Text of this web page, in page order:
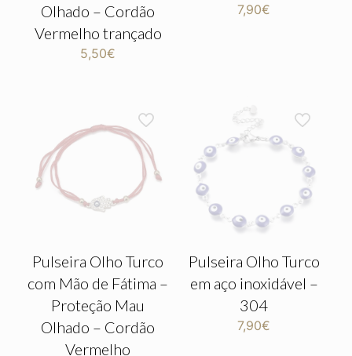
Olhado – Cordão
Vermelho trançado
5,50€
7,90€
Pulseira Olho Turco
com Mão de Fátima –
Proteção Mau
Olhado – Cordão
Vermelho
Pulseira Olho Turco
em aço inoxidável –
304
7,90€